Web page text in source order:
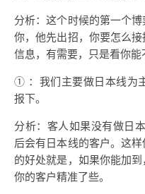
分析：这个时候的第一个
你，他先出招，你要怎么
信息，有需要，只是看你能
① ：我们主要做日本线为
报下。
分析：客人如果没有做日
后会有日本线的客户。这
的好处就是，如果你能加
你的客户精准了些。